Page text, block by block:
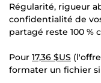
Régularité, rigueur
confidentialité de
partagé reste 100 %
Pour 17,36 $US
formater un fichier